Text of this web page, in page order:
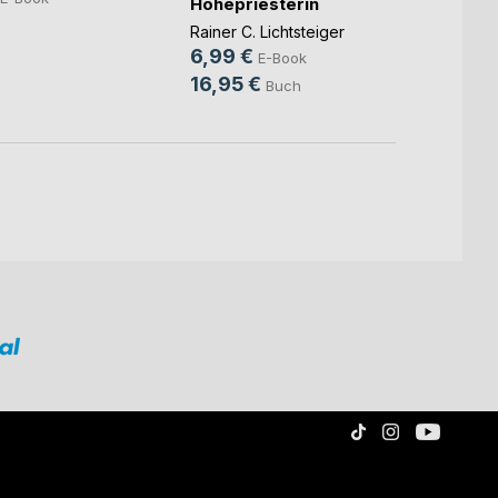
Rainer C. Lichtsteiger
6,99 € E-Book
16,95 € Buch